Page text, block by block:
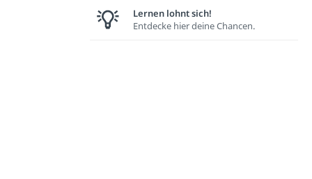
Lernen lohnt sich!
Entdecke hier deine Chancen.